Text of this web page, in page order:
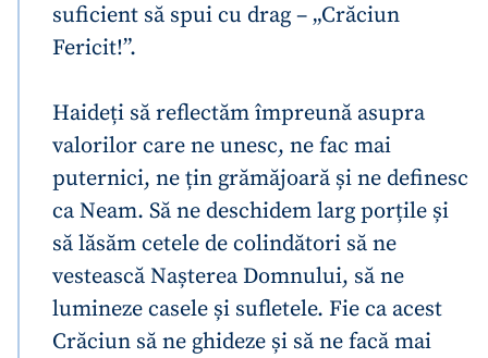
suficient să spui cu drag – „Crăciun
Fericit!”.
Haideți să reflectăm împreună asupra
valorilor care ne unesc, ne fac mai
puternici, ne țin grămăjoară și ne definesc
ca Neam. Să ne deschidem larg porțile și
să lăsăm cetele de colindători să ne
vestească Nașterea Domnului, să ne
lumineze casele și sufletele. Fie ca acest
Crăciun să ne ghideze și să ne facă mai